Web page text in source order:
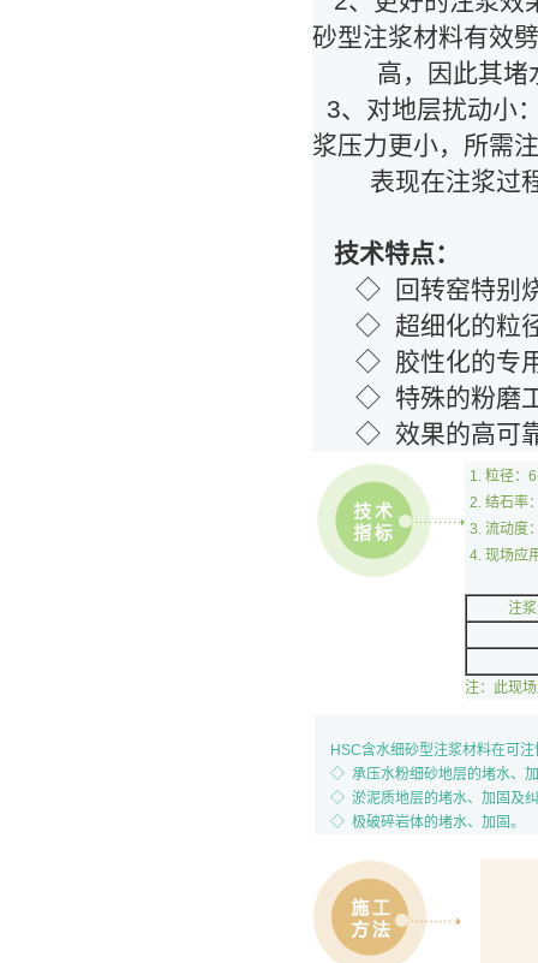
砂型注浆材料有效
高，因此其堵水
3、对地层扰动小
浆压力更小，所需
表现在注浆过程
技术特点：
◇ 回转窑特别烧
◇ 超细化的粒径
◇ 胶性化的专用
◇ 特殊的粉磨工
◇ 效果的高可靠
粒径：
结石率
流动度
现场应
注
注：此现
HSC含水细砂型注浆材料在可
◇ 承压水粉细砂地层的堵水、
◇ 淤泥质地层的堵水、加固及
◇ 极破碎岩体的堵水、加固。